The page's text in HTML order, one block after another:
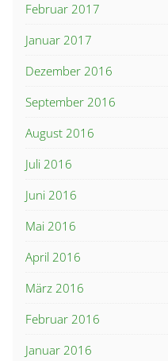
Februar 2017
Januar 2017
Dezember 2016
September 2016
August 2016
Juli 2016
Juni 2016
Mai 2016
April 2016
März 2016
Februar 2016
Januar 2016